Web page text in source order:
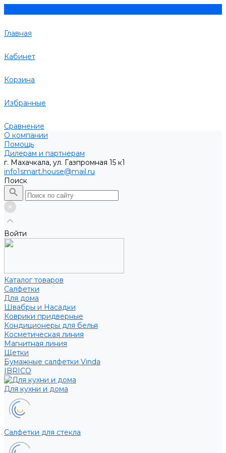
Главная
Кабинет
Корзина
Избранные
Сравнение
О компании
Помощь
Дилерам и партнерам
г. Махачкала, ул. Газпромная 15 к1
info1smart.house@mail.ru
Поиск
Войти
Каталог товаров
Салфетки
Для дома
Швабры и Насадки
Коврики придверные
Кондиционеры для белья
Косметическая линия
Магнитная линия
Щетки
Бумажные салфетки Vinda
IBRICO
Для кухни и дома
Салфетки для стекла